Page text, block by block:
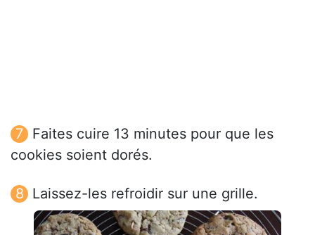
Faites cuire 13 minutes pour que les
cookies soient dorés.
Laissez-les refroidir sur une grille.